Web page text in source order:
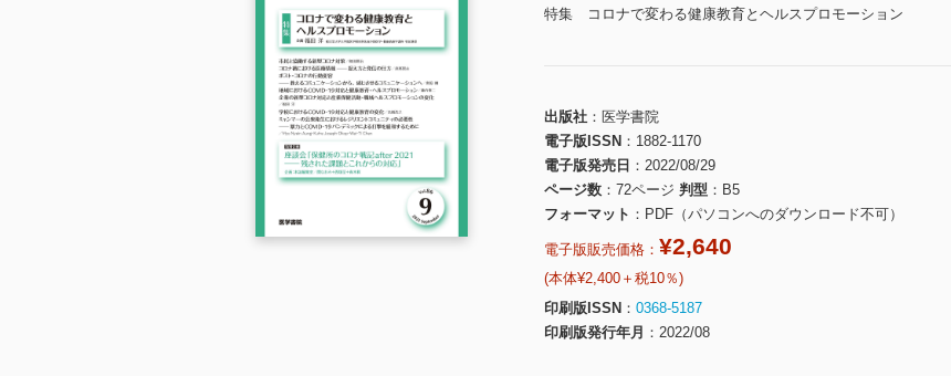
特集 コロナで変わる健康教育とヘルスプロモーション
出版社
医学書院
電子版ISSN
1882-1170
電子版発売日
2022/08/29
ページ数
72ページ 判型
B5
フォーマット
PDF（パソコンへのダウンロード不可）
電子版販売価格： ¥2,640
(本体¥2,400＋税10％)
印刷版ISSN
0368-5187
印刷版発行年月
2022/08